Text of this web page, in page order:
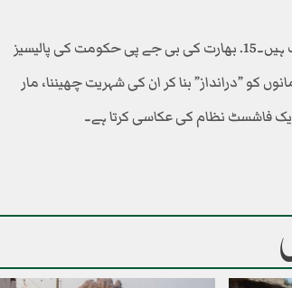
پولیس، عدالتیں، بی جے پی وزرا، میڈیا ۔ سب اس منظم مہم میں شریک ہیں۔15. بھارت کی بی جے پی حکومت کی پالیسیز
کو ”درانداز” بنا کر ان کی شہریت چھیننا، مار
ایک فاشسٹ نظام کی عکاسی کرتا ہے۔